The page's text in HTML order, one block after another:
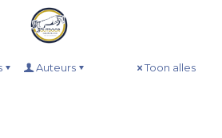
Auteurs Toon alles